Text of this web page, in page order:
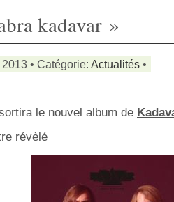
kadavar »
• Catégorie: Actualités •
le nouvel album de
révèlé